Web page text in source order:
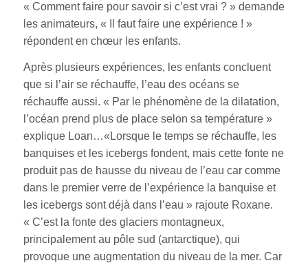
« Comment faire pour savoir si c’est vrai ? » demande
les animateurs, « Il faut faire une expérience ! »
répondent en chœur les enfants.
Après plusieurs expériences, les enfants concluent
que si l’air se réchauffe, l’eau des océans se
réchauffe aussi. « Par le phénomène de la dilatation,
l’océan prend plus de place selon sa température »
explique Loan…«Lorsque le temps se réchauffe, les
banquises et les icebergs fondent, mais cette fonte ne
produit pas de hausse du niveau de l’eau car comme
dans le premier verre de l’expérience la banquise et
les icebergs sont déjà dans l’eau » rajoute Roxane.
« C’est la fonte des glaciers montagneux,
principalement au pôle sud (antarctique), qui
provoque une augmentation du niveau de la mer. Car